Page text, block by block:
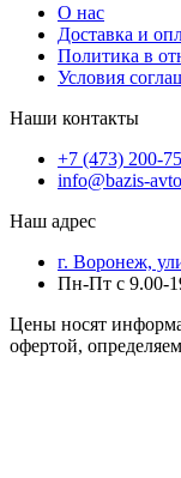
О нас
Доставка и
Политика в
Условия
Наши контакты
+7 (473) 200-
info@bazis-
Наш адрес
г. Воронеж,
Пн-Пт с 9.00-
Цены носят
офертой,